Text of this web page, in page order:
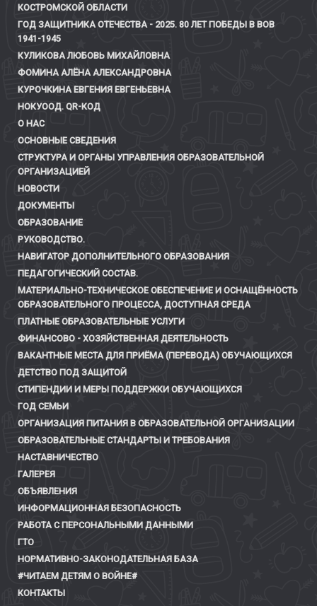
КОСТРОМСКОЙ ОБЛАСТИ
ГОД ЗАЩИТНИКА ОТЕЧЕСТВА - 2025. 80 ЛЕТ ПОБЕДЫ В ВОВ
1941-1945
КУЛИКОВА ЛЮБОВЬ МИХАЙЛОВНА
ФОМИНА АЛЁНА АЛЕКСАНДРОВНА
КУРОЧКИНА ЕВГЕНИЯ ЕВГЕНЬЕВНА
НОКУООД. QR-КОД
О НАС
ОСНОВНЫЕ СВЕДЕНИЯ
СТРУКТУРА И ОРГАНЫ УПРАВЛЕНИЯ ОБРАЗОВАТЕЛЬНОЙ
ОРГАНИЗАЦИЕЙ
НОВОСТИ
ДОКУМЕНТЫ
ОБРАЗОВАНИЕ
РУКОВОДСТВО.
НАВИГАТОР ДОПОЛНИТЕЛЬНОГО ОБРАЗОВАНИЯ
ПЕДАГОГИЧЕСКИЙ СОСТАВ.
МАТЕРИАЛЬНО-ТЕХНИЧЕСКОЕ ОБЕСПЕЧЕНИЕ И ОСНАЩЁННОСТЬ
ОБРАЗОВАТЕЛЬНОГО ПРОЦЕССА, ДОСТУПНАЯ СРЕДА
ПЛАТНЫЕ ОБРАЗОВАТЕЛЬНЫЕ УСЛУГИ
ФИНАНСОВО - ХОЗЯЙСТВЕННАЯ ДЕЯТЕЛЬНОСТЬ
ВАКАНТНЫЕ МЕСТА ДЛЯ ПРИЁМА (ПЕРЕВОДА) ОБУЧАЮЩИХСЯ
ДЕТСТВО ПОД ЗАЩИТОЙ
СТИПЕНДИИ И МЕРЫ ПОДДЕРЖКИ ОБУЧАЮЩИХСЯ
ГОД СЕМЬИ
ОРГАНИЗАЦИЯ ПИТАНИЯ В ОБРАЗОВАТЕЛЬНОЙ ОРГАНИЗАЦИИ
ОБРАЗОВАТЕЛЬНЫЕ СТАНДАРТЫ И ТРЕБОВАНИЯ
НАСТАВНИЧЕСТВО
ГАЛЕРЕЯ
ОБЪЯВЛЕНИЯ
ИНФОРМАЦИОННАЯ БЕЗОПАСНОСТЬ
РАБОТА С ПЕРСОНАЛЬНЫМИ ДАННЫМИ
ГТО
НОРМАТИВНО-ЗАКОНОДАТЕЛЬНАЯ БАЗА
#ЧИТАЕМ ДЕТЯМ О ВОЙНЕ#
КОНТАКТЫ